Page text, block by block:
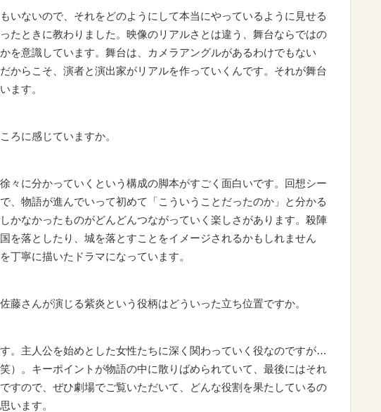
いないので、それをどのようにして本当にやっているように見せる
たときに教わりました。映像のリアルさとは違う、舞台ならではの
を意識しています。舞台は、カメラアングルがあるわけでもない
からこそ、演者と演出家がリアルを作っていくんです。それが舞台
ます。
ろに感じていますか。
々に分かっていくという構成の脚本がすごく面白いです。回想シー
、物語が進んでいって初めて「こういうことだったのか」と分かる
かなかったものがどんどんつながっていく楽しさがあります。殺陣
を落としたり、城を落とすことをイメージされるかもしれません
丁寧に描いたドラマになっています。
藤さんが演じる紫炎という役柄はどういった立ち位置ですか。
。主人公を始めとした女性たちに深く関わっていく役なのですが…
）。キーポイントが物語の中に散りばめられていて、最後にはそれ
すので、ぜひ劇場でご覧いただいて、どんな役割を果たしているの
います。